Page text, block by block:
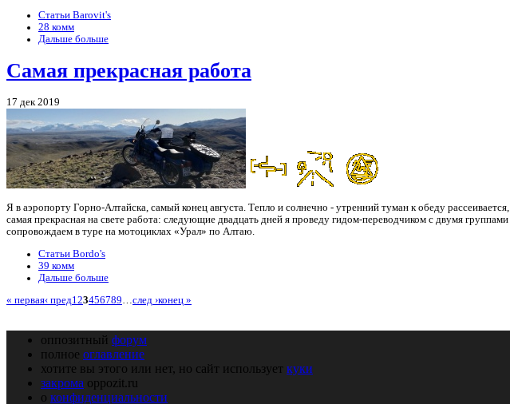
Статьи Barovit's
28 комм
Дальше больше
Самая прекрасная работа
17 дек 2019
Я в аэропорту Горно-Алтайска, самый конец августа. Тепло и солнечно - утренний туман к обеду
самая прекрасная на свете работа: следующие двадцать дней я проведу гидом-переводчиком с двумя
сопровождаем в туре на мотоциклах «Урал» по Алтаю.
Статьи Bordo's
39 комм
Дальше больше
« первая‹ пред123456789…след ›конец »
оппозитный форум
полное оглавление
хотите вы этого или нет, но сайт использует куки
закрома oppozit.ru
о конфиденциальности